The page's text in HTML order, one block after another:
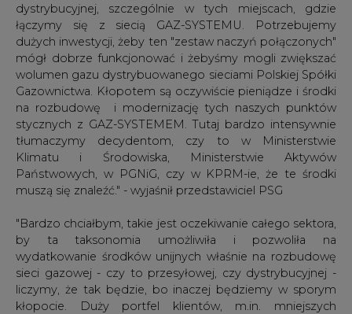
dystrybucyjnej, szczególnie w tych miejscach, gdzie
łączymy się z siecią GAZ-SYSTEMU. Potrzebujemy
dużych inwestycji, żeby ten "zestaw naczyń połączonych"
mógł dobrze funkcjonować i żebyśmy mogli zwiększać
wolumen gazu dystrybuowanego sieciami Polskiej Spółki
Gazownictwa. Kłopotem są oczywiście pieniądze i środki
na rozbudowę i modernizację tych naszych punktów
stycznych z GAZ-SYSTEMEM. Tutaj bardzo intensywnie
tłumaczymy decydentom, czy to w Ministerstwie
Klimatu i Środowiska, Ministerstwie Aktywów
Państwowych, w PGNiG, czy w KPRM-ie, że te środki
muszą się znaleźć." - wyjaśnił przedstawiciel PSG
"Bardzo chciałbym, takie jest oczekiwanie całego sektora,
by ta taksonomia umożliwiła i pozwoliła na
wydatkowanie środków unijnych właśnie na rozbudowę
sieci gazowej - czy to przesyłowej, czy dystrybucyjnej -
liczymy, że tak będzie, bo inaczej będziemy w sporym
kłopocie. Duży portfel klientów, m.in. mniejszych